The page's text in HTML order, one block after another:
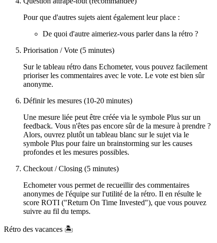
Pour que d'autres sujets aient également leur place :
De quoi d'autre aimeriez-vous parler dans la rétro ?
Priorisation / Vote (5 minutes)
Sur le tableau rétro dans Echometer, vous pouvez facilement
prioriser les commentaires avec le vote. Le vote est bien sûr
anonyme.
Définir les mesures (10-20 minutes)
Une mesure liée peut être créée via le symbole Plus sur un
feedback. Vous n'êtes pas encore sûr de la mesure à prendre ?
Alors, ouvrez plutôt un tableau blanc sur le sujet via le
symbole Plus pour faire un brainstorming sur les causes
profondes et les mesures possibles.
Checkout / Closing (5 minutes)
Echometer vous permet de recueillir des commentaires
anonymes de l'équipe sur l'utilité de la rétro. Il en résulte le
score ROTI ("Return On Time Invested"), que vous pouvez
suivre au fil du temps.
Rétro des vacances 🏝